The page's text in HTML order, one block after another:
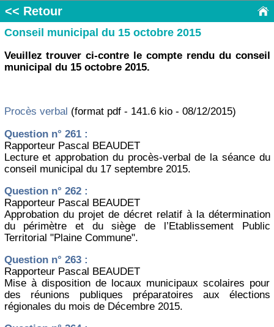
<< Retour
Conseil municipal du 15 octobre 2015
Veuillez trouver ci-contre le compte rendu du conseil
municipal du 15 octobre 2015.
Procès verbal (format pdf - 141.6 kio - 08/12/2015)
Question n° 261 :
Rapporteur Pascal BEAUDET
Lecture et approbation du procès-verbal de la séance du
conseil municipal du 17 septembre 2015.
Question n° 262 :
Rapporteur Pascal BEAUDET
Approbation du projet de décret relatif à la détermination
du périmètre et du siège de l’Etablissement Public
Territorial "Plaine Commune".
Question n° 263 :
Rapporteur Pascal BEAUDET
Mise à disposition de locaux municipaux scolaires pour
des réunions publiques préparatoires aux élections
régionales du mois de Décembre 2015.